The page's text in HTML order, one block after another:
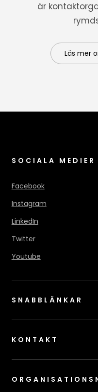
är
Läs mer
SOCIALA MEDIER
Facebook
Instagram
LinkedIn
Twitter
Youtube
SNABBLÄNKAR
KONTAKT